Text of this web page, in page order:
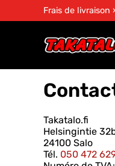
Frais de livraison
Takatalo.fi
Helsingintie
24100 Salo
Tél. 050 472